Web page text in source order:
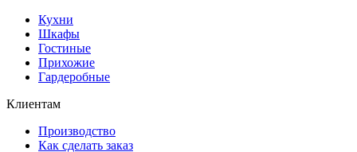
Кухни
Шкафы
Гостиные
Прихожие
Гардеробные
Клиентам
Производство
Как сделать заказ